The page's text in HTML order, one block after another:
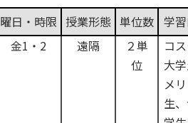
曜日・時限 授業形態 単位数
学
金1・2 遠隔
２単
位
コ
大
メ
生